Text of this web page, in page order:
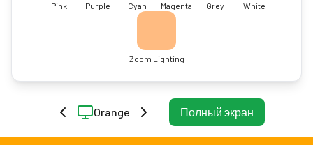
Pink Purple Cyan Magenta Grey White
Zoom Lighting
Orange Полный экран